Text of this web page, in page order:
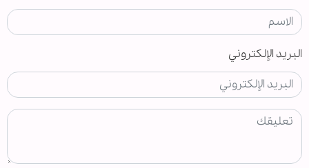
البريد الإلكتروني